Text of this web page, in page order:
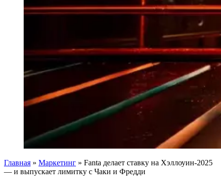
Главная » Маркетинг » Fanta делает ставку на Хэллоуин-2025
— и выпускает лимитку с Чаки и Фредди